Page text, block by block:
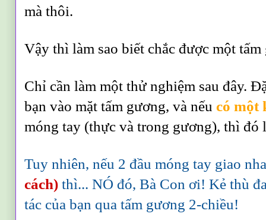
mà thôi.
Vậy thì làm sao biết chắc được một
Chỉ cần làm một thử nghiệm sau đây.
bạn vào mặt tấm gương, và nếucó một
móng tay (thực và trong gương), thì đó
Tuy nhiên, nếu 2 đầu móng tay giao
cách)thì... NÓ đó, Bà Con ơi! Kẻ thù
tác của bạn qua tấm gương 2-chiều!